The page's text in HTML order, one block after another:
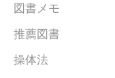
図書メモ
推薦図書
操体法